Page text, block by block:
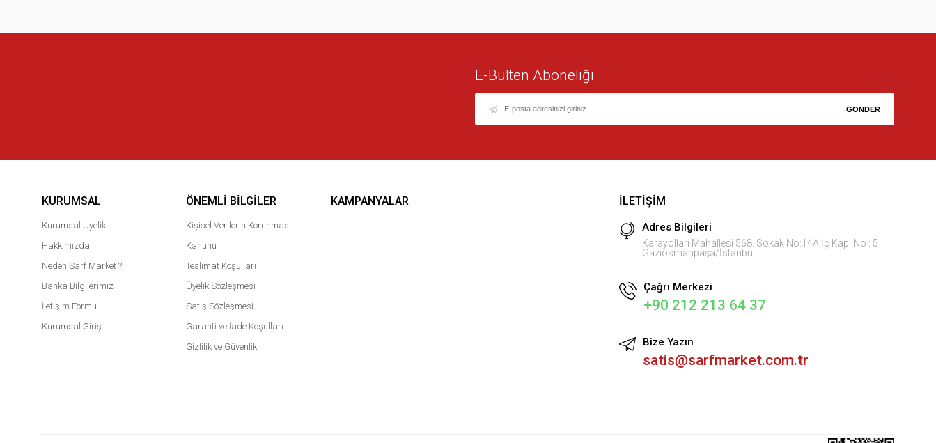
E-Bülten Aboneliği
KURUMSAL
Kurumsal Üyelik
Hakkımızda
Neden Sarf Market ?
Banka Bilgilerimiz
İletişim Formu
Kurumsal Giriş
ÖNEMLI BILGILER
Kişisel Verilerin Korunması
Kanunu
Teslimat Koşulları
Üyelik Sözleşmesi
Satış Sözleşmesi
Garanti ve İade Koşulları
Gizlilik ve Güvenlik
KAMPANYALAR İLETIŞIM
Adres Bilgileri
Karayolları Mahallesi 568. Sokak No:14A İç Kapı No : 5
Gaziosmanpaşa/İstanbul
Çağrı Merkezi
+90 212 213 64 37
Bize Yazın
satis@sarfmarket.com.tr